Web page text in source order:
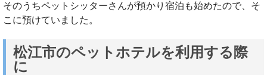
そのうちペットシッターさんが預かり宿泊も始めたので、そ
こに預けていました。
松江市のペットホテルを利用する際
に